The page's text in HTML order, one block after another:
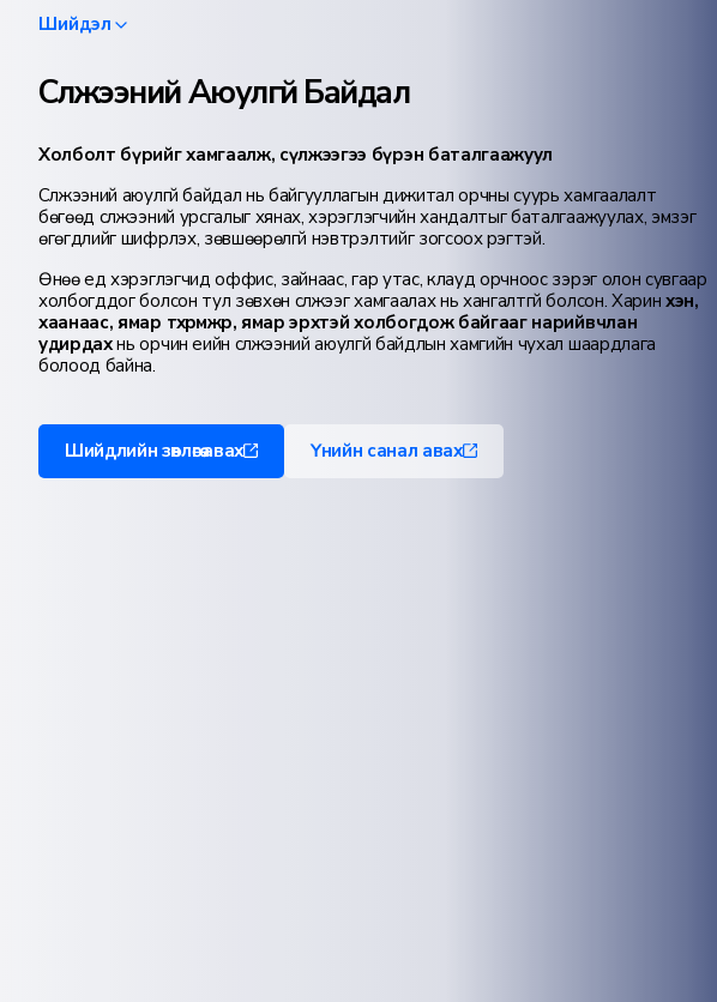
Шийдэл
Сүлжээний Аюулгүй Байдал
Холболт бүрийг хамгаалж, сүлжээгээ бүрэн баталгаажуул
Сүлжээний аюулгүй байдал нь байгууллагын дижитал орчны суурь хамгаалалт
бөгөөд сүлжээний урсгалыг хянах, хэрэглэгчийн хандалтыг баталгаажуулах, эмзэг
өгөгдлийг шифрлэх, зөвшөөрөлгүй нэвтрэлтийг зогсоох үүрэгтэй.
Өнөө үед хэрэглэгчид оффис, зайнаас, гар утас, клауд орчноос зэрэг олон сувгаар
холбогддог болсон тул зөвхөн сүлжээг хамгаалах нь хангалтгүй болсон. Харин хэн,
хаанаас, ямар төхөөрөмжөөр, ямар эрхтэй холбогдож байгааг нарийвчлан
удирдахнь орчин үеийн сүлжээний аюулгүй байдлын хамгийн чухал шаардлага
болоод байна.
Шийдлийн зөвлөгөө авах Үнийн санал авах